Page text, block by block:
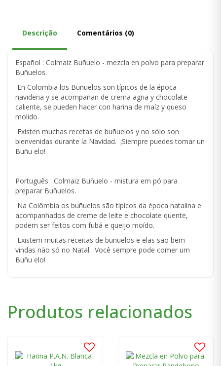
Descrição Comentários (0)
Español : Colmaiz Buñuelo - mezcla en polvo para preparar
Buñuelos.
En Colombia los Buñuelos son típicos de la época
navideña y se acompañan de crema agria y chocolate
caliente, se pueden hacer con harina de maíz y queso
molido.
Existen muchas recetas de buñuelos y no sólo son
bienvenidas durante la Navidad. ¡Siempre puedes tomar un
Buñu elo!
Português : Colmaiz Buñuelo - mistura em pó para
preparar Buñuelos.
Na Colômbia os buñuelos são típicos da época natalina e
acompanhados de creme de leite e chocolate quente,
podem ser feitos com fubá e queijo moído.
Existem muitas receitas de buñuelos e elas são bem-
vindas não só no Natal. Você sempre pode comer um
Buñu elo!
Produtos relacionados